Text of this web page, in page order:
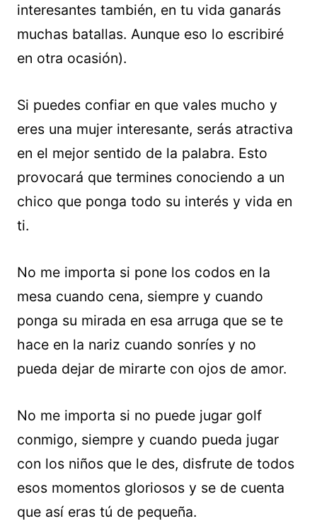
interesantes también, en tu vida ganarás
muchas batallas. Aunque eso lo escribiré
en otra ocasión).
Si puedes confiar en que vales mucho y
eres una mujer interesante, serás atractiva
en el mejor sentido de la palabra. Esto
provocará que termines conociendo a un
chico que ponga todo su interés y vida en
ti.
No me importa si pone los codos en la
mesa cuando cena, siempre y cuando
ponga su mirada en esa arruga que se te
hace en la nariz cuando sonríes y no
pueda dejar de mirarte con ojos de amor.
No me importa si no puede jugar golf
conmigo, siempre y cuando pueda jugar
con los niños que le des, disfrute de todos
esos momentos gloriosos y se de cuenta
que así eras tú de pequeña.